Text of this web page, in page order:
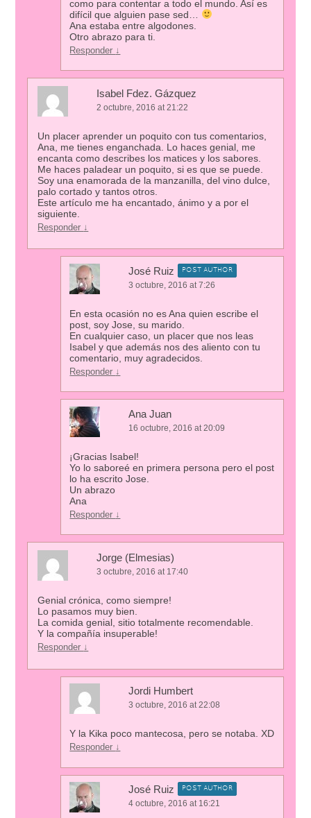
como para contentar a todo el mundo. Así es
difícil que alguien pase sed…
Ana estaba entre algodones.
Otro abrazo para ti.
Responder ↓
Isabel Fdez. Gázquez
2 octubre, 2016 at 21:22
Un placer aprender un poquito con tus comentarios,
Ana, me tienes enganchada. Lo haces genial, me
encanta como describes los matices y los sabores.
Me haces paladear un poquito, si es que se puede.
Soy una enamorada de la manzanilla, del vino dulce,
palo cortado y tantos otros.
Este artículo me ha encantado, ánimo y a por el
siguiente.
Responder ↓
José Ruiz POST AUTHOR
3 octubre, 2016 at 7:26
En esta ocasión no es Ana quien escribe el
post, soy Jose, su marido.
En cualquier caso, un placer que nos leas
Isabel y que además nos des aliento con tu
comentario, muy agradecidos.
Responder ↓
Ana Juan
16 octubre, 2016 at 20:09
¡Gracias Isabel!
Yo lo saboreé en primera persona pero el post
lo ha escrito Jose.
Un abrazo
Ana
Responder ↓
Jorge (Elmesias)
3 octubre, 2016 at 17:40
Genial crónica, como siempre!
Lo pasamos muy bien.
La comida genial, sitio totalmente recomendable.
Y la compañía insuperable!
Responder ↓
Jordi Humbert
3 octubre, 2016 at 22:08
Y la Kika poco mantecosa, pero se notaba. XD
Responder ↓
José Ruiz POST AUTHOR
4 octubre, 2016 at 16:21